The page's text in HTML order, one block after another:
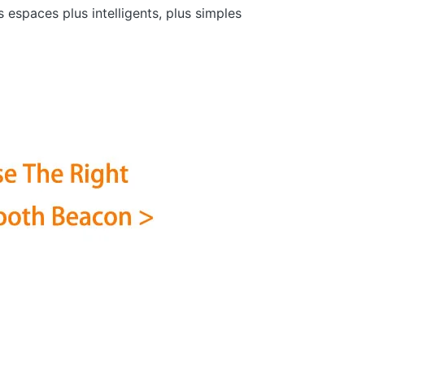
plus intelligents, plus simples